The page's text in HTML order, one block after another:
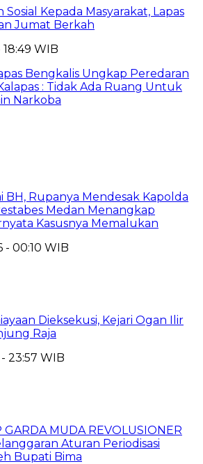
Kepada Masyarakat, Lapas
Jumat Berkah
18:49 WIB
Bengkalis Ungkap Peredaran
: Tidak Ada Ruang Untuk
Narkoba
BH, Rupanya Mendesak Kapolda
Medan Menangkap
Kasusnya Memalukan
- 00:10 WIB
Dieksekusi, Kejari Ogan Ilir
Raja
23:57 WIB
MUDA REVOLUSIONER
Aturan Periodisasi
Bupati Bima